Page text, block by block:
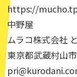
https://
中野屋
ムラコ株式会社
東京都武蔵村山市